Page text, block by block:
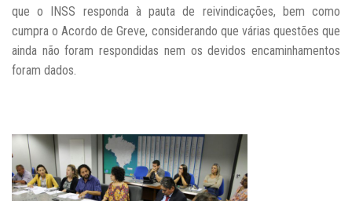
que o INSS responda à pauta de reivindicações, bem como
cumpra o Acordo de Greve, considerando que várias questões que
ainda não foram respondidas nem os devidos encaminhamentos
foram dados.